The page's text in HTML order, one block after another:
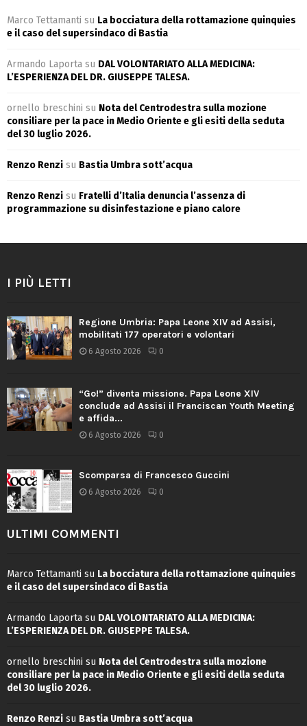
Marco Tettamanti su La bocciatura della rottamazione quinquies
e il caso del supersindaco di Bastia
Armando Laporta su DAL VOLONTARIATO ALLA MEDICINA:
L’ESPERIENZA DEL DR. GIUSEPPE TALESA.
ornello breschini su Nota del Centrodestra sulla mozione
consiliare per la pace in Medio Oriente e gli esiti della seduta
del 30 luglio 2026.
Renzo Renzi su Bastia Umbra sott’acqua
Renzo Renzi su Fratelli d’Italia denuncia l’assenza di
programmazione su disinfestazione e piano calore
I PIÙ LETTI
Regione Umbria: Papa Leone XIV ad Assisi,
mobilitati 177 operatori e volontari
6 Agosto 2026 0
“Go!” diventa missione. Papa Leone XIV
conclude ad Assisi il Franciscan Youth Meeting
e affida...
6 Agosto 2026 0
Scomparsa di Francesco Guccini
6 Agosto 2026 0
ULTIMI COMMENTI
Marco Tettamanti su La bocciatura della rottamazione quinquies
e il caso del supersindaco di Bastia
Armando Laporta su DAL VOLONTARIATO ALLA MEDICINA:
L’ESPERIENZA DEL DR. GIUSEPPE TALESA.
ornello breschini su Nota del Centrodestra sulla mozione
consiliare per la pace in Medio Oriente e gli esiti della seduta
del 30 luglio 2026.
Renzo Renzi su Bastia Umbra sott’acqua